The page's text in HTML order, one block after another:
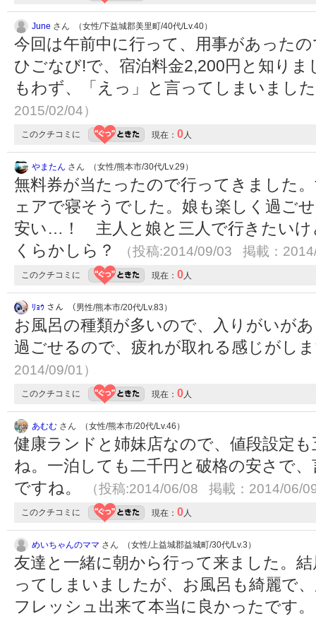
June さん （女性/下益城郡美里町/40代/Lv.40）
今回は午前中に行って、用事があった
ひごなび!で、宿泊料金2,200円と知り
もわず、「えっ」と言ってしまいまし
2015/02/04）
このクチコミに 現在： 0人
やまたん さん （女性/熊本市/30代/Lv.29）
無料券が当たったので行ってきました
ェアで寝そうでした。娘も楽しく過ご
安い…！ 主人と娘と三人で行きたいけ
くらかしら？
（投稿:2014/09/03 掲載：
このクチコミに 現在： 0人
ﾘｮｳ さん （男性/熊本市/20代/Lv.83）
お風呂の種類が多いので、入りがいが
過ごせるので、疲れが取れる感じがし
2014/09/01）
このクチコミに 現在： 0人
あむむ さん （女性/熊本市/20代/Lv.46）
健康ランドと姉妹店なので、値段設定
ね。一泊しても二千円と破格の安さで
ですね。
（投稿:2014/06/08 掲載：2014/06/
このクチコミに 現在： 0人
めいちゃんのママ さん （女性/上益城郡益城町/30代/Lv.3）
友達と一緒に朝から行って来ました。
ってしまいましたが、お風呂も綺麗で
フレッシュ出来て本当に良かったです